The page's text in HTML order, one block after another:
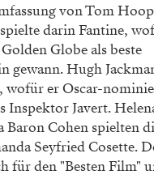
von Tom
darin Fantine,
Globe als beste
gewann. Hugh
wofür er Oscar-
Inspektor Javert.
Baron Cohen spielten
Seyfried Cosette.
für den "Besten Film"